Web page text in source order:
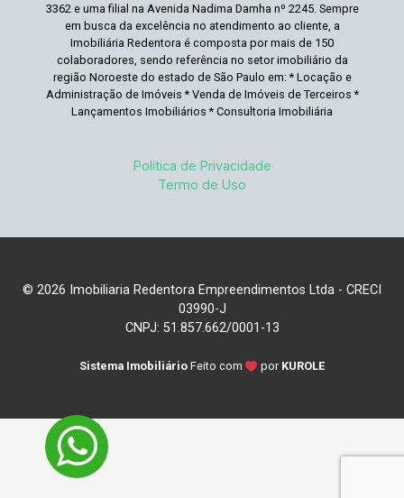
3362 e uma filial na Avenida Nadima Damha nº 2245. Sempre
em busca da excelência no atendimento ao cliente, a
Imobiliária Redentora é composta por mais de 150
colaboradores, sendo referência no setor imobiliário da
região Noroeste do estado de São Paulo em: * Locação e
Administração de Imóveis * Venda de Imóveis de Terceiros *
Lançamentos Imobiliários * Consultoria Imobiliária
Política de Privacidade
Termo de Uso
© 2026 Imobiliaria Redentora Empreendimentos Ltda - CRECI
03990-J
CNPJ: 51.857.662/0001-13
Sistema Imobiliário Feito com por KUROLE